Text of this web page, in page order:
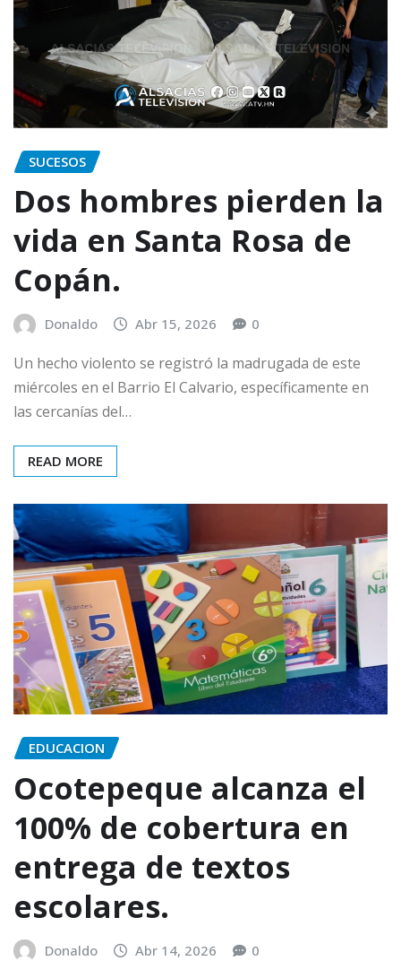
SUCESOS
Dos hombres pierden la
vida en Santa Rosa de
Copán.
Donaldo Abr 15, 2026 0
Un hecho violento se registró la madrugada de este
miércoles en el Barrio El Calvario, específicamente en
las cercanías del…
READ MORE
EDUCACION
Ocotepeque alcanza el
100% de cobertura en
entrega de textos
escolares.
Donaldo Abr 14, 2026 0